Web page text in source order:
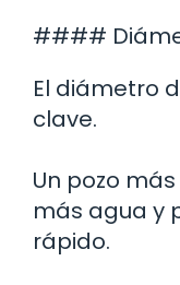
####
El diámetro
clave.
Un pozo
más agua y
rápido.